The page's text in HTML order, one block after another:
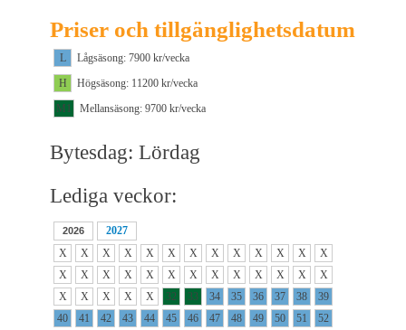
Priser och tillgänglighetsdatum
L
Lågsäsong: 7900 kr/vecka
H
Högsäsong: 11200 kr/vecka
M1
Mellansäsong: 9700 kr/vecka
Bytesdag: Lördag
Lediga veckor:
2026
2027
X
X X X X X X X X X X X
X
X
X X X X X X X X X X X
X
X
X X X X 32 33 34 35 36 37 38
39
40
41 42 43 44 45 46 47 48 49 50 51 52